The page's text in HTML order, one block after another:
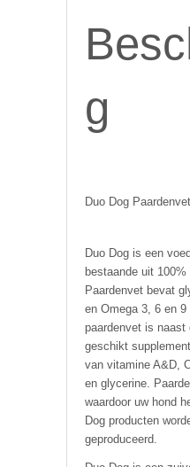
g
Duo Dog Paardenvet
Duo Dog is een
bestaande uit
Paardenvet bevat
en Omega 3, 6 en
paardenvet is naast
geschikt
van vitamine A&D,
en glycerine.
waardoor uw hond
Dog producten
geproduceerd.